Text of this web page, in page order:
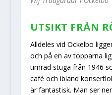
UTSIKT FRÅN
Alldeles vid Ockelbo
och på en av topparna
timrad stuga från 1946
café och ibland
är fantastisk. Man ser